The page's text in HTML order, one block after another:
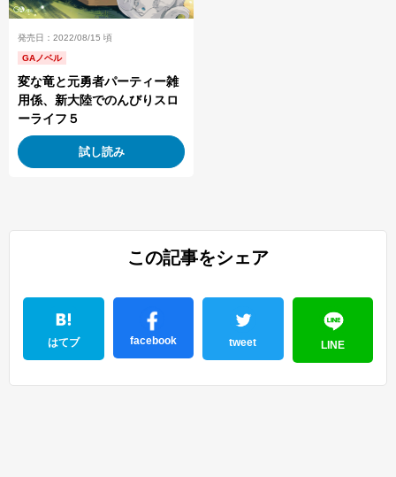
発売日：2022/08/15 頃
GAノベル
変な竜と元勇者パーティー雑
用係、新大陸でのんびりスロ
ーライフ５
試し読み
この記事をシェア
はてブ facebook tweet LINE